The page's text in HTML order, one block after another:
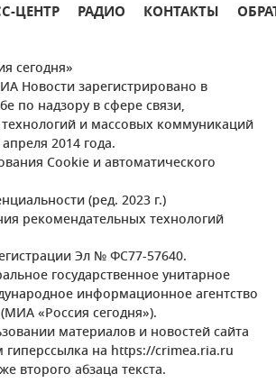
ЦЕНТР РАДИО КОНТАКТЫ
сегодня»
Новости зарегистрировано в
по надзору в сфере связи,
и массовых коммуникаций
2014 года.
Cookie и автоматического
(ред. 2023 г.)
рекомендательных технологий
Эл № ФС77-57640.
государственное унитарное
информационное агентство
(МИА «Россия сегодня»).
материалов и новостей сайта
на https://crimea.ria.ru
второго абзаца текста.